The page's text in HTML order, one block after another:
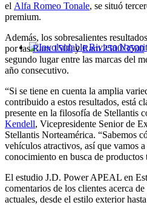
Involvidable Riviera Nayarit,
el Alfa Romeo Tonale, se situó
premium.
Además, los sobresalientes
por lasRam 1500yRam 2500/3500
segundo lugar entre las marcas del
año consecutivo.
“Si se tiene en cuenta la amplia
contribuido a estos resultados, está
presente en la filosofía de Stellantis
Kendell, Vicepresidente Senior de
Stellantis Norteamérica. “Sabemos
vehículos atractivos, así que vamos
conocimiento en busca de productos
El estudio J.D. Power APEAL en
comentarios de los clientes acerca
actuales, desde el estilo exterior